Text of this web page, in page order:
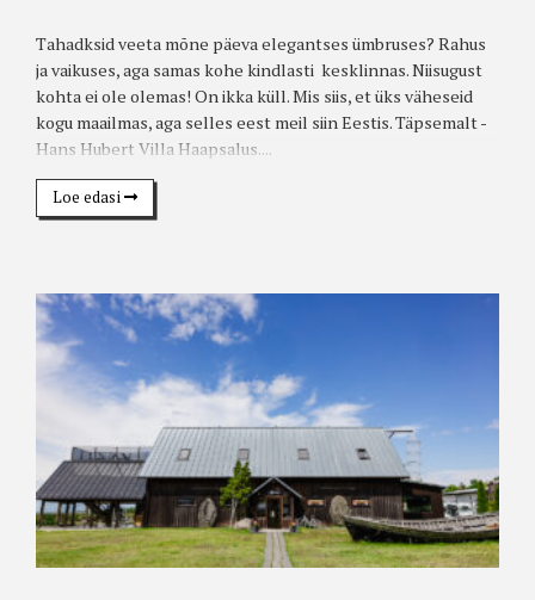
Tahadksid veeta mõne päeva elegantses ümbruses? Rahus
ja vaikuses, aga samas kohe kindlasti kesklinnas. Niisugust
kohta ei ole olemas! On ikka küll. Mis siis, et üks väheseid
kogu maailmas, aga selles eest meil siin Eestis. Täpsemalt -
Hans Hubert Villa Haapsalus....
Loe edasi